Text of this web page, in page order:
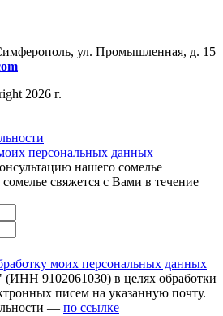
ул. Промышленная, д. 15
2026 г.
персональных данных
нашего сомелье
свяжется с Вами в течение
моих персональных данных
9102061030) в целях обработки
писем на указанную почту.
— по ссылке